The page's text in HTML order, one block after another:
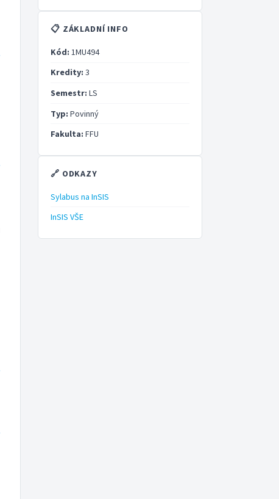
📋 ZÁKLADNÍ INFO
Kód: 1MU494
Kredity: 3
Semestr: LS
Typ: Povinný
Fakulta: FFU
🔗 ODKAZY
Sylabus na InSIS
InSIS VŠE